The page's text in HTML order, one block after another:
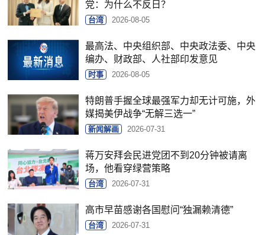
党：为什么不反日？
台湾 2026-08-05
最高法、中央组织部、中央政法委、中央
编办、财政部、人社部印发意见
时事 2026-08-05
特朗普手握全球最强军力却无计可施，外
媒揭美伊战争“无解三选一”
新闻解画 2026-07-31
蒋万安拜会民进党团不到20分钟被请离
场，他看穿绿营策略
台湾 2026-07-31
高市早苗感谢各国慰问“独漏赖清德”
台湾 2026-07-31